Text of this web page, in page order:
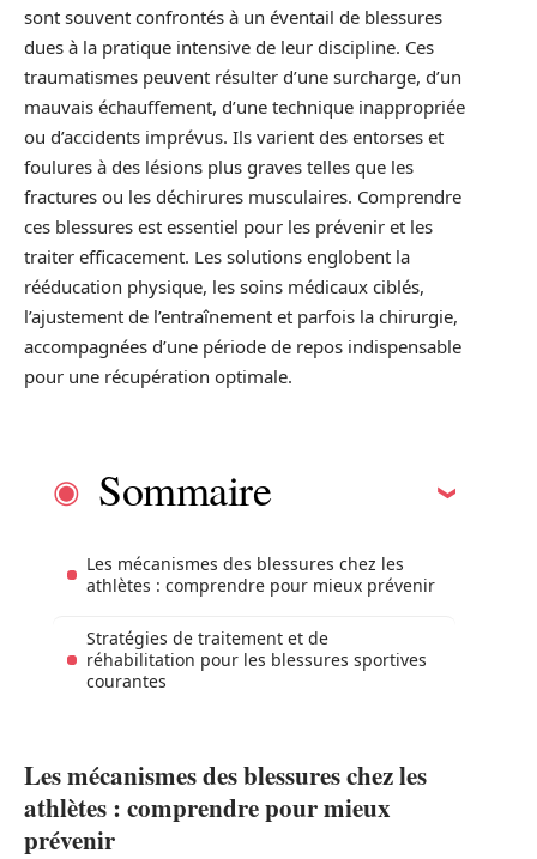
sont souvent confrontés à un éventail de blessures
dues à la pratique intensive de leur discipline. Ces
traumatismes peuvent résulter d’une surcharge, d’un
mauvais échauffement, d’une technique inappropriée
ou d’accidents imprévus. Ils varient des entorses et
foulures à des lésions plus graves telles que les
fractures ou les déchirures musculaires. Comprendre
ces blessures est essentiel pour les prévenir et les
traiter efficacement. Les solutions englobent la
rééducation physique, les soins médicaux ciblés,
l’ajustement de l’entraînement et parfois la chirurgie,
accompagnées d’une période de repos indispensable
pour une récupération optimale.
Sommaire
Les mécanismes des blessures chez les
athlètes : comprendre pour mieux prévenir
Stratégies de traitement et de
réhabilitation pour les blessures sportives
courantes
Les mécanismes des blessures chez les
athlètes : comprendre pour mieux
prévenir